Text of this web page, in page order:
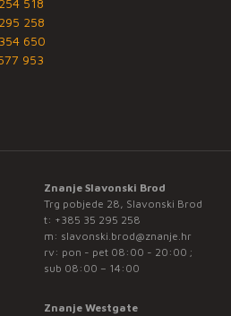
518
258
650
953
Znanje Slavonski Brod
Trg pobjede 28, Slavonski Brod
t: +385 35 295 258
m: slavonski.brod@znanje.hr
rv: pon - pet 08:00 - 20:00 ;
sub 08:00 – 14:00
Znanje Westgate